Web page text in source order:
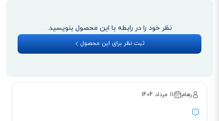
کنفرانس صوتی به عنوان بهترین راه برای افزایش بهره وری با کاهش زمان صرف شده
در خارج از دفتر شناخته می‌شود. همچنین ارزان‌ترین راه دستیابی به افراد به منظور
جلسات آموزش آنلاین یا جلسات استراتژی است. کنفرانس صوتی یک راه حل عالی
می‌شود. خوشبختانه تلفن گرنداستریم GXP2130 قابلیت برقراری کنفرانس‌های
فایل های پیکربندی XML
نظر خود را در رابطه با این محصول بنویسید.
ثبت نظر برای این محصول
رهام 11 مرداد 1404